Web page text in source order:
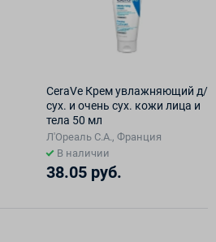
CeraVe Крем увлажняющий д/
сух. и очень сух. кожи лица и
тела 50 мл
Л'Ореаль С.А., Франция
В наличии
38.05 руб.